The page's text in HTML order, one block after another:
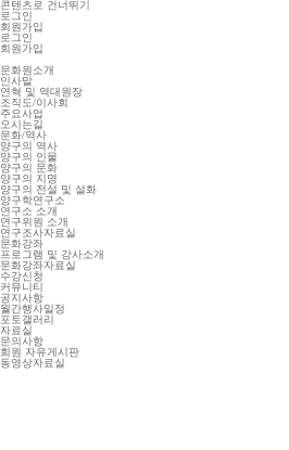
콘텐츠로 건너뛰기
로그인
회원가입
로그인
회원가입
문화원소개
인사말
연혁 및 역대원장
조직도/이사회
주요사업
오시는길
문화/역사
양구의 역사
양구의 인물
양구의 문화
양구의 지명
양구의 전설 및 설화
양구학연구소
연구소 소개
연구위원 소개
연구조사자료실
문화강좌
프로그램 및 강사소개
문화강좌자료실
수강신청
커뮤니티
공지사항
월간행사일정
포토갤러리
자료실
문의사항
회원 자유게시판
동영상자료실